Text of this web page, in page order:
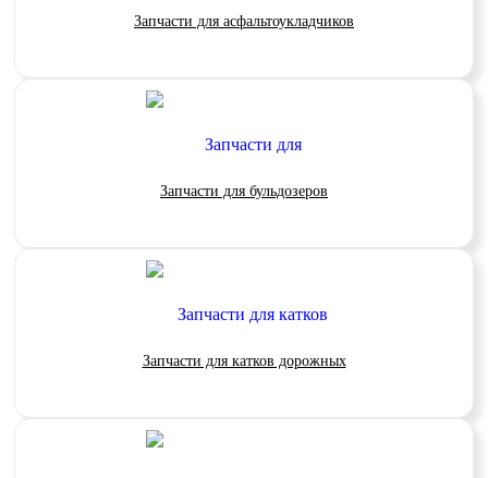
Запчасти для асфальтоукладчиков
Запчасти для бульдозеров
Запчасти для катков дорожных